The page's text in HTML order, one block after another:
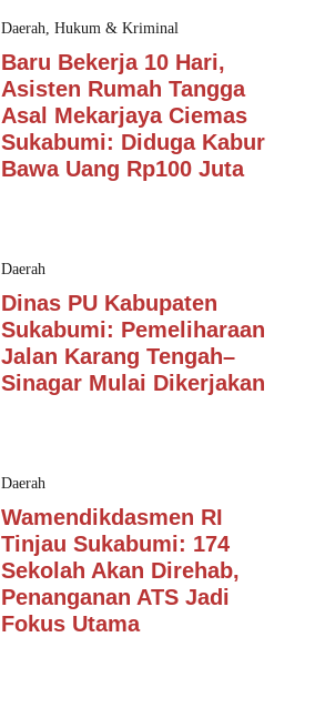
Daerah, Hukum & Kriminal
Baru Bekerja 10 Hari,
Asisten Rumah Tangga
Asal Mekarjaya Ciemas
Sukabumi: Diduga Kabur
Bawa Uang Rp100 Juta
Daerah
Dinas PU Kabupaten
Sukabumi: Pemeliharaan
Jalan Karang Tengah–
Sinagar Mulai Dikerjakan
Daerah
Wamendikdasmen RI
Tinjau Sukabumi: 174
Sekolah Akan Direhab,
Penanganan ATS Jadi
Fokus Utama